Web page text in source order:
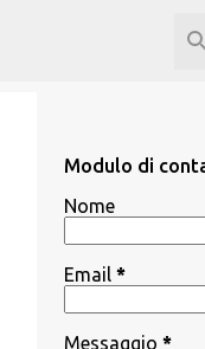
Modulo di
Nome
Email *
Messaggio *